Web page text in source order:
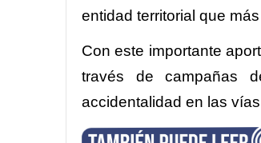
entidad territorial que
Con este importante
través de campañas
accidentalidad en las